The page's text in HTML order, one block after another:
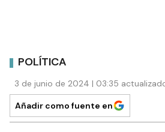
POLÍTICA
3 de junio de 2024 | 03:35
Añadir como fuente en